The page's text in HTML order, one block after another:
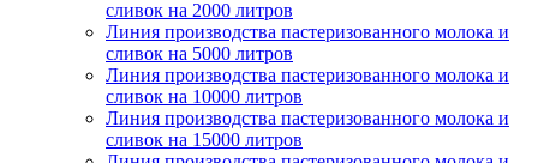
сливок на 2000 литров
Линия производства пастеризованного молока и
сливок на 5000 литров
Линия производства пастеризованного молока и
сливок на 10000 литров
Линия производства пастеризованного молока и
сливок на 15000 литров